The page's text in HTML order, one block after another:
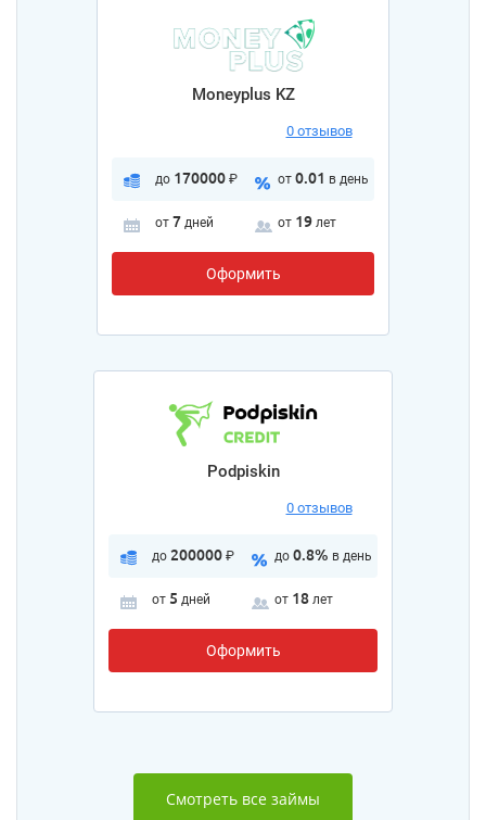
Moneyplus KZ
0 отзывов
до 170000 ₽ от 0.01 в день
от 7 дней от 19 лет
Оформить
Podpiskin
0 отзывов
до 200000 ₽ до 0.8% в день
от 5 дней от 18 лет
Оформить
Смотреть все займы